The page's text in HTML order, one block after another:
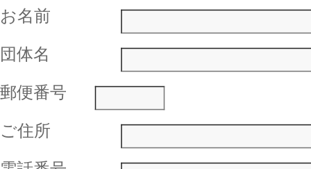
お名前
団体名
郵便番号
ご住所